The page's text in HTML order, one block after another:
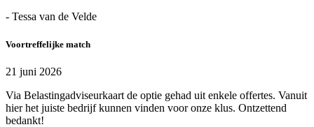
- Tessa van de Velde
Voortreffelijke match
21 juni 2026
Via Belastingadviseurkaart de optie gehad uit enkele offertes. Vanuit
hier het juiste bedrijf kunnen vinden voor onze klus. Ontzettend
bedankt!